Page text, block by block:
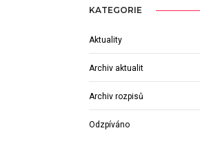
KATEGORIE
Aktuality
Archiv aktualit
Archiv rozpisů
Odzpíváno